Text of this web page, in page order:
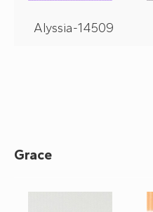
Alyssia-14509
Grace